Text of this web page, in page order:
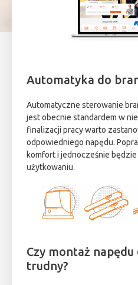
Automatyka do
Automatyczne sterowanie
jest obecnie standardem w
finalizacji pracy warto
odpowiedniego napędu.
komfort i jednocześnie
użytkowaniu.
Czy montaż
trudny?